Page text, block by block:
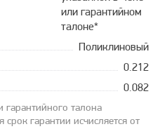
или гарантийном
талоне*
Поликлиновый
0.212
0.082
гарантийного талона
гарантии исчисляется от